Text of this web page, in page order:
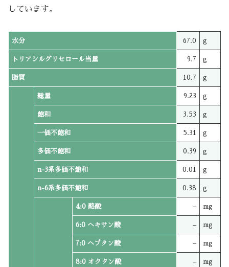
しています。
水分 67.0 g
トリアシルグリセロール当量 9.7 g
脂質 10.7 g
総量 9.23 g
飽和 3.53 g
一価不飽和 5.31 g
多価不飽和 0.39 g
n-3系多価不飽和 0.01 g
n-6系多価不飽和 0.38 g
4:0 酪酸 – mg
6:0 ヘキサン酸 – mg
7:0 ヘプタン酸 – mg
8:0 オクタン酸 – mg